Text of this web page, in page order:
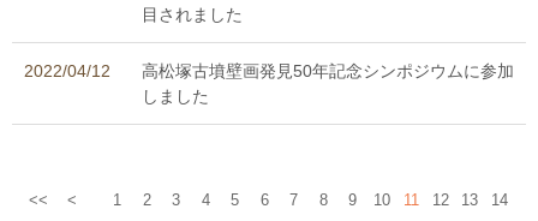
目されました
2022/04/12
高松塚古墳壁画発見50年記念シンポジウムに参加
しました
<< < 1 2 3 4 5 6 7 8 9 10 11 12 13
14